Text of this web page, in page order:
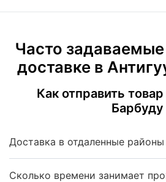
Часто
доставке в
Как отправить
Барбуду
Доставка в отдаленные
Сколько времени занимает